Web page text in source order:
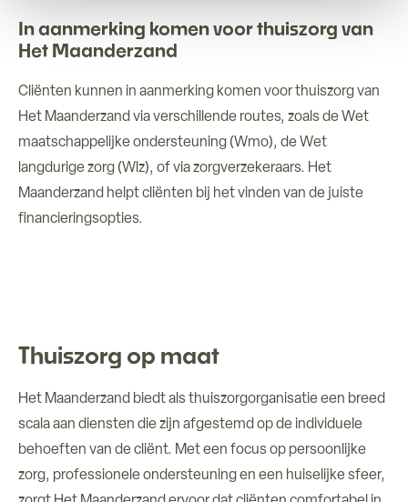
In aanmerking komen voor thuiszorg van
Het Maanderzand
Cliënten kunnen in aanmerking komen voor thuiszorg van
Het Maanderzand via verschillende routes, zoals de Wet
maatschappelijke ondersteuning (Wmo), de Wet
langdurige zorg (Wlz), of via zorgverzekeraars. Het
Maanderzand helpt cliënten bij het vinden van de juiste
financieringsopties.
Thuiszorg op maat
Het Maanderzand biedt als thuiszorgorganisatie een breed
scala aan diensten die zijn afgestemd op de individuele
behoeften van de cliënt. Met een focus op persoonlijke
zorg, professionele ondersteuning en een huiselijke sfeer,